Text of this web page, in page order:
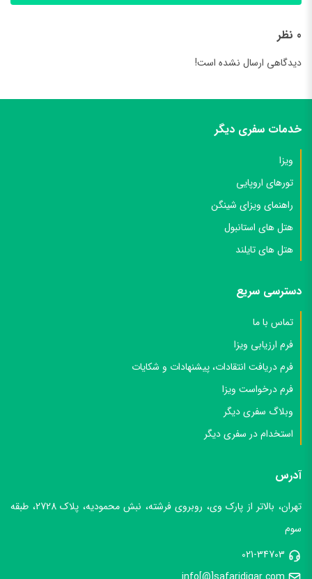
0 نظر
دیدگاهی ارسال نشده است!
خدمات سفری دیگر
ویزا
تورهای اروپایی
راهنمای ویزای شینگن
هتل های استانبول
هتل های تایلند
دسترسی سریع
تماس با ما
فرم ارزیابی ویزا
فرم دریافت انتقادات، پیشنهادات و شکایات
فرم درخواست ویزا
وبلاگ سفری دیگر
استخدام در سفری دیگر
آدرس
تهران، بالاتر از پارک وی، روبروی فرشته، نبش محمودیه، پلاک 2728، طبقه
سوم
021-34703